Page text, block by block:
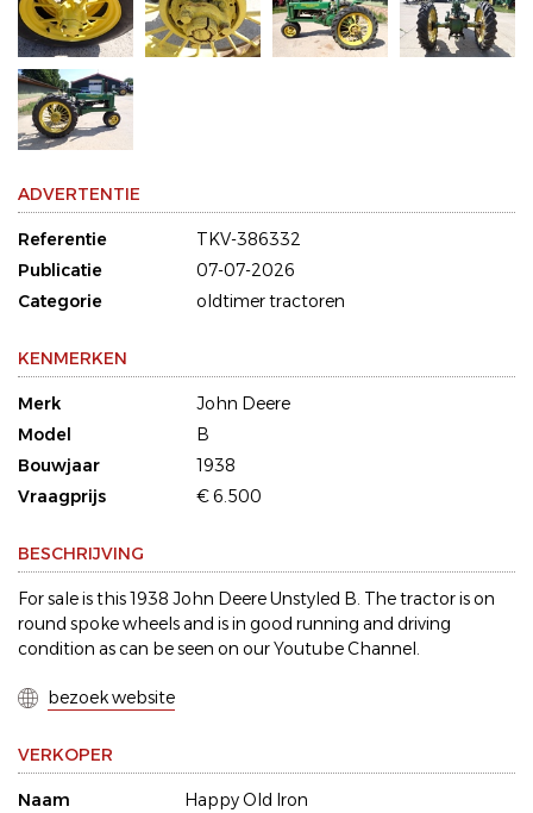
ADVERTENTIE
Referentie
TKV-386332
Publicatie
07-07-2026
Categorie
oldtimer tractoren
KENMERKEN
Merk
John Deere
Model
B
Bouwjaar
1938
Vraagprijs
€ 6.500
BESCHRIJVING
For sale is this 1938 John Deere Unstyled B. The tractor is on
round spoke wheels and is in good running and driving
condition as can be seen on our Youtube Channel.
bezoek website
VERKOPER
Naam
Happy Old Iron